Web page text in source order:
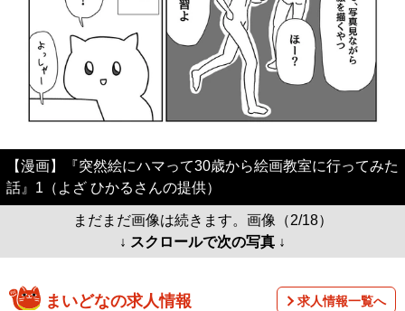
【漫画】『突然絵にハマって30歳から絵画教室に行ってみた
話』1（よざ ひかるさんの提供）
まだまだ画像は続きます。画像（2/18）
↓ スクロールで次の写真 ↓
まいどなの求人情報 求人情報一覧へ